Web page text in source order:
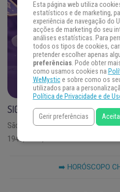
ENCONTRE AS
VOCÊ
Concentre sua energia na
oráculo. Se
DESCUBRA AS
SIGNO DE GALO
São do signo Galo os que
1945, 1933, 1921
➡️ HORÓSCOPO
Esta página web utiliza
estatísticos e de marketing,
experiência de navegação do
acções de marketing do seu
análises estatísticas. Para
todos os tipos de cookies,
pretender escolher apenas
preferências. Pode obter
como usamos cookies na
WeMystice sobre como os
utilizados para a
Política de Privacidade e de
Gerir preferências